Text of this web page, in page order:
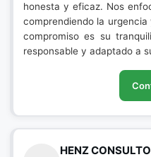
honesta y eficaz. Nos
comprendiendo la
compromiso es su
responsable y adaptado a
HENZ